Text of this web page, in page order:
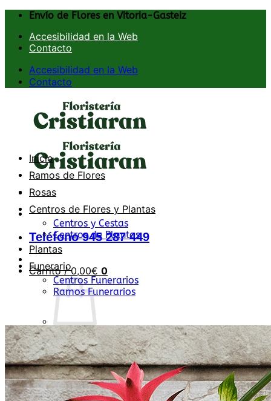
Saltar
contenido
Envío de Flores en Vitoria-Gasteiz
Accesibilidad en la Web
Contacto
Accesibilidad en la Web
Contacto
Teléfono 945 287 449
Carrito /0,00€ 0
No hay productos en el carrito.
Volver a la tienda
0
Carrito
Inicio
Ramos de Flores
Rosas
Centros de Flores y Plantas
Centros y Cestas
Centros de Plantas
Plantas
Funerario
Centros Funerarios
Ramos Funerarios